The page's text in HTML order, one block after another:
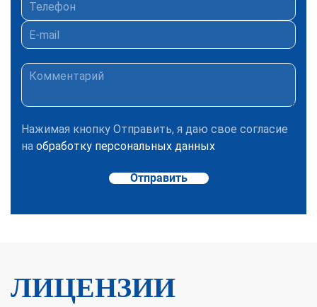
Нажимая кнопку Отправить, я даю свое согласие
на обработку персональных данных
Отправить
ЛИЦЕНЗИИ